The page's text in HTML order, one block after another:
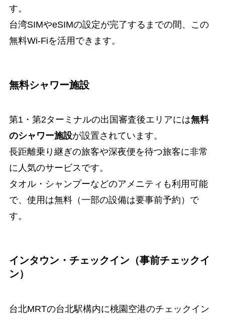
す。
台湾SIMやeSIMの設定が完了するまでの間、この
無料Wi-Fiを活用できます。
無料シャワー施設
第1・第2ターミナルの出国審査後エリアには無料
のシャワー施設が設置されています。
長距離乗り継ぎの旅客や深夜便を待つ旅客に非常
に人気のサービスです。
タオル・シャンプーなどのアメニティも利用可能
で、使用は無料（一部の設備は要事前予約）で
す。
インタウン・チェックイン（事前チェックイ
ン）
台北MRTの台北駅構内に桃園空港のチェックイン